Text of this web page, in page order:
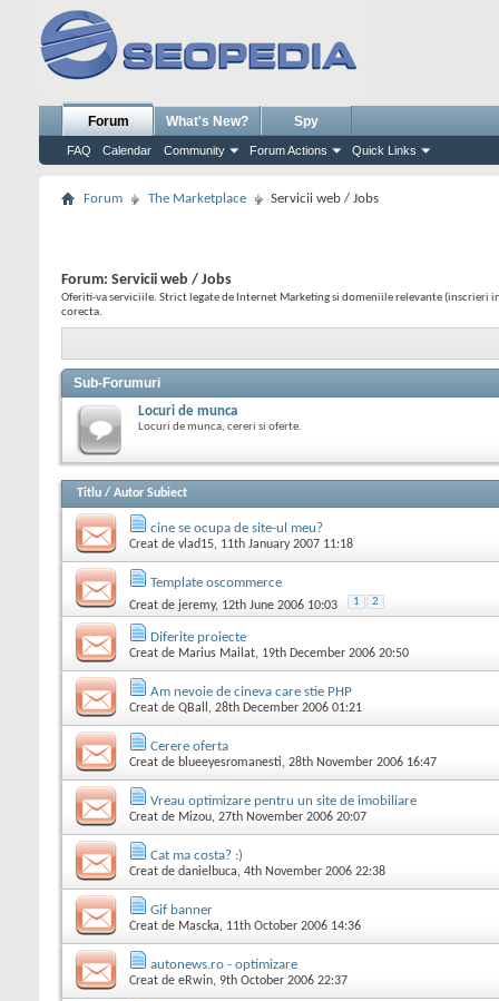
Forum
FAQ Calendar Community Forum Actions Quick Links
What's New? Spy
Forum The Marketplace Servicii web / Jobs
Forum: Servicii web / Jobs
Oferiti-va serviciile. Strict legate de Internet Marketing si domeniile relevante
corecta.
Sub-Forumuri
Locuri de munca
Locuri de munca, cereri si oferte.
Titlu / Autor Subiect
cine se ocupa de site-ul meu?
Creat de vlad15, 11th January 2007 11:18
Template oscommerce
Creat de jeremy, 12th June 2006 10:03 1 2
Diferite proiecte
Creat de Marius Mailat, 19th December 2006 20:50
Am nevoie de cineva care stie PHP
Creat de QBall , 28th December 2006 01:21
Cerere oferta
Creat de blueeyesromanesti, 28th November 2006 16:47
Vreau optimizare pentru un site de imobiliare
Creat de Mizou, 27th November 2006 20:07
Cat ma costa? :)
Creat de danielbuca, 4th November 2006 22:38
Gif banner
Creat de Mascka, 11th October 2006 14:36
autonews.ro - optimizare
Creat de eRwin, 9th October 2006 22:37